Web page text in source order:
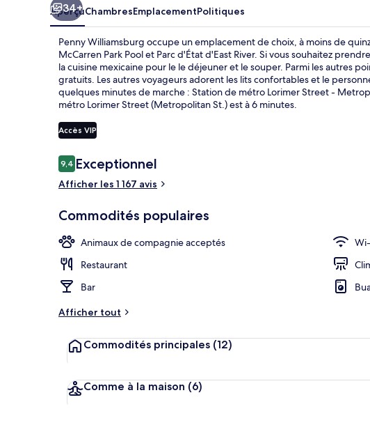
34+
AperçuChambresEmplacementPolitiques
Penny Williamsburg occupe un emplacement de choix, à moins de
McCarren Park Pool et Parc d'État d'East River. Si vous souhaitez
la cuisine mexicaine pour le le déjeuner et le souper. Parmi les autres
gratuits. Les autres voyageurs adorent les lits confortables et le
quelques minutes de marche : Station de métro Lorimer Street -
métro Lorimer Street (Metropolitan St.) est à 6 minutes.
Accès VIP
Avis
9,49,4 sur 10 –
Exceptionnel
Afficher les 1 167 avis
Commodités populaires
Animaux de compagnie acceptés
Restaurant
Bar
Afficher tout
Commodités principales (12)
Comme à la maison (6)